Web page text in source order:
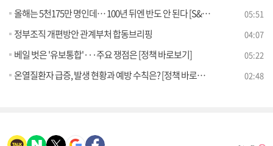
올해는 5천175만 명인데… 100년 뒤엔 반도 안 된다 [S&News] 05:51
정부조직 개편방안 관계부처 합동브리핑 04:07
베일 벗은 '유보통합'···주요 쟁점은 [정책 바로보기] 05:22
온열질환자 급증, 발생 현황과 예방 수칙은? [정책 바로보기] 02:48